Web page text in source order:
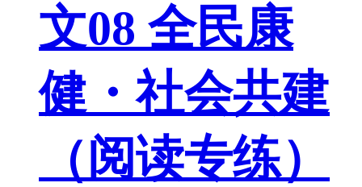
文08 全民康
健・社会共建
（阅读专练）